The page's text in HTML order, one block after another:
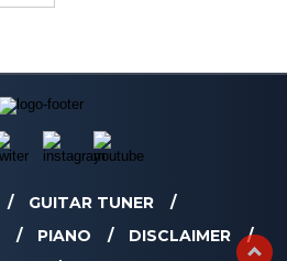
GUITAR TUNER
PIANO
DISCLAIMER